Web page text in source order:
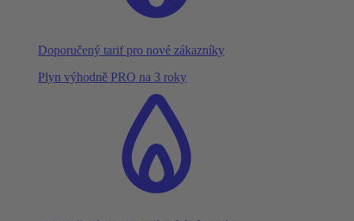
Doporučený tarif pro nové zákazníky
Plyn výhodně PRO na 3 roky